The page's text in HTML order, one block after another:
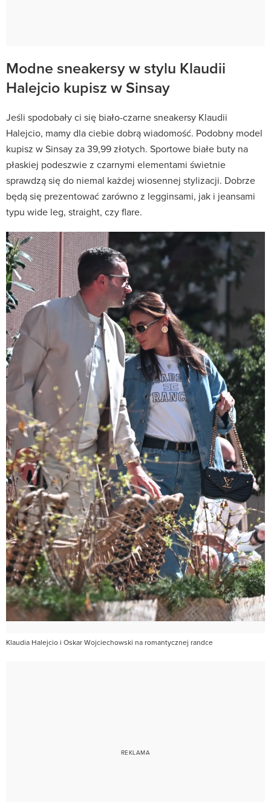
Modne sneakersy w stylu Klaudii
Halejcio kupisz w Sinsay
Jeśli spodobały ci się biało-czarne sneakersy Klaudii
Halejcio, mamy dla ciebie dobrą wiadomość. Podobny model
kupisz w Sinsay za 39,99 złotych. Sportowe białe buty na
płaskiej podeszwie z czarnymi elementami świetnie
sprawdzą się do niemal każdej wiosennej stylizacji. Dobrze
będą się prezentować zarówno z legginsami, jak i jeansami
typu wide leg, straight, czy flare.
Klaudia Halejcio i Oskar Wojciechowski na romantycznej randce